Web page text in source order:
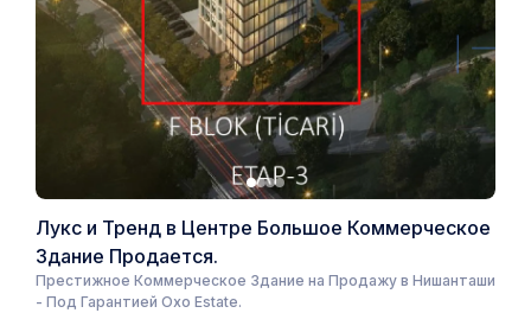
Лукс и Тренд в Центре Большое Коммерческое
Здание Продается.
Престижное Коммерческое Здание на Продажу в Нишанташи
- Под Гарантией Oxo Estate.